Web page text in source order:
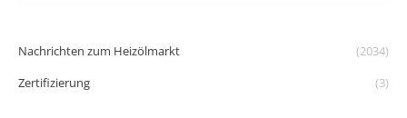
Nachrichten zum Heizölmarkt
(2034)
Zertifizierung
(3)